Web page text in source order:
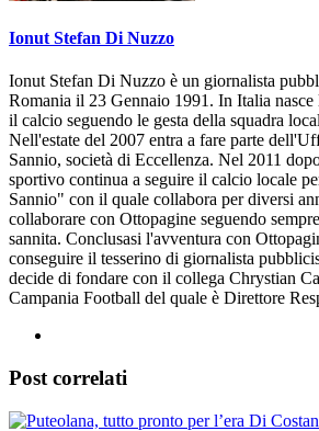
Ionut Stefan Di Nuzzo
Ionut Stefan Di Nuzzo è un giornalista
Romania il 23 Gennaio 1991. In Italia nasce
il calcio seguendo le gesta della squadra
Nell'estate del 2007 entra a fare parte
Sannio, società di Eccellenza. Nel 2011
sportivo continua a seguire il calcio locale
Sannio" con il quale collabora per diversi
collaborare con Ottopagine seguendo
sannita. Conclusasi l'avventura con
conseguire il tesserino di giornalista
decide di fondare con il collega Chrystian
Campania Football del quale è Direttore
Post correlati